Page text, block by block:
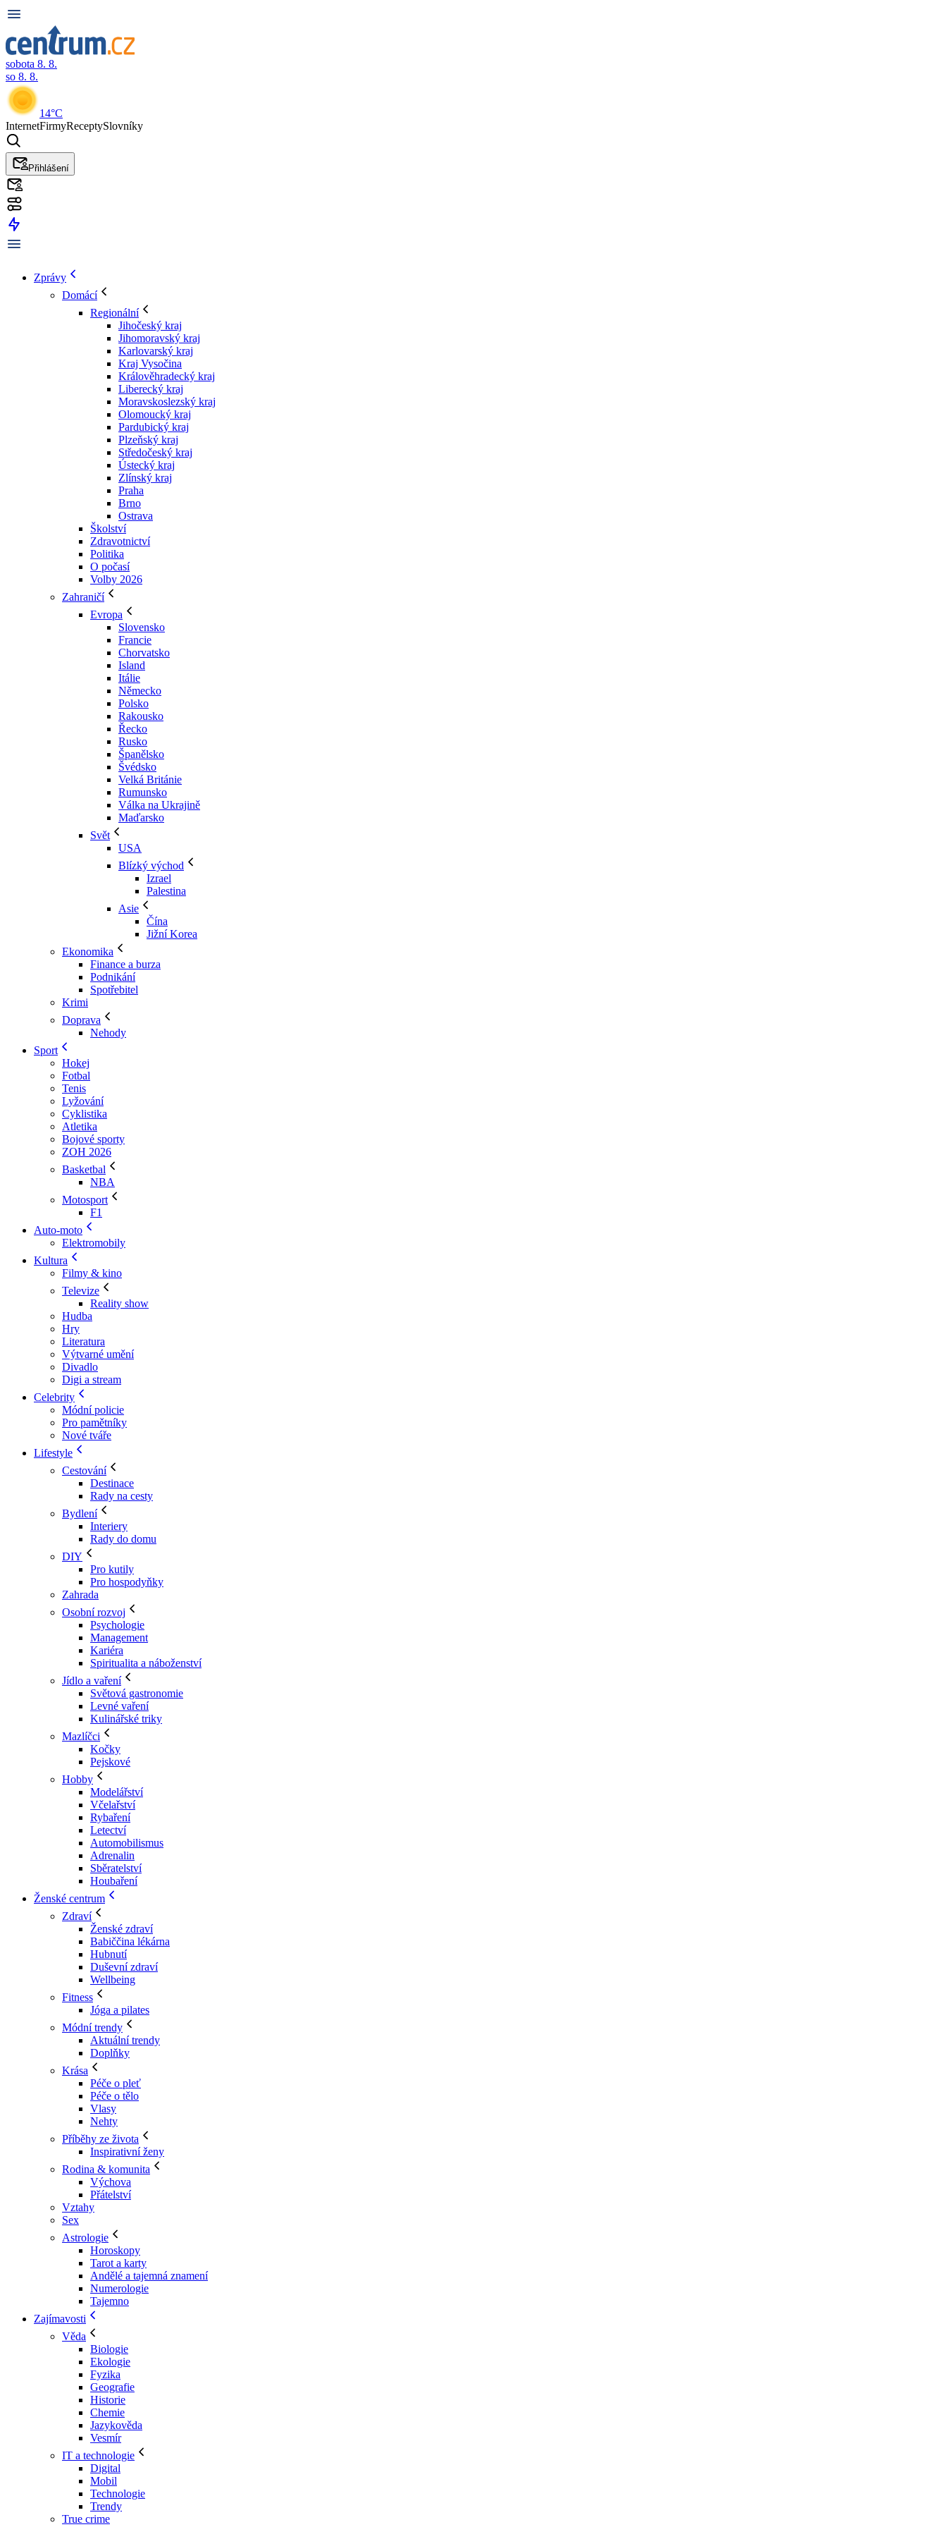
sobota 8. 8.
so 8. 8.
14°C
InternetFirmyReceptySlovníky
Přihlášení
Zprávy
Domácí
Regionální
Jihočeský kraj
Jihomoravský kraj
Karlovarský kraj
Kraj Vysočina
Králověhradecký kraj
Liberecký kraj
Moravskoslezský kraj
Olomoucký kraj
Pardubický kraj
Plzeňský kraj
Středočeský kraj
Ústecký kraj
Zlínský kraj
Praha
Brno
Ostrava
Školství
Zdravotnictví
Politika
O počasí
Volby 2026
Zahraničí
Evropa
Slovensko
Francie
Chorvatsko
Island
Itálie
Německo
Polsko
Rakousko
Řecko
Rusko
Španělsko
Švédsko
Velká Británie
Rumunsko
Válka na Ukrajině
Maďarsko
Svět
USA
Blízký východ
Izrael
Palestina
Asie
Čína
Jižní Korea
Ekonomika
Finance a burza
Podnikání
Spotřebitel
Krimi
Doprava
Nehody
Sport
Hokej
Fotbal
Tenis
Lyžování
Cyklistika
Atletika
Bojové sporty
ZOH 2026
Basketbal
NBA
Motosport
F1
Auto-moto
Elektromobily
Kultura
Filmy & kino
Televize
Reality show
Hudba
Hry
Literatura
Výtvarné umění
Divadlo
Digi a stream
Celebrity
Módní policie
Pro pamětníky
Nové tváře
Lifestyle
Cestování
Destinace
Rady na cesty
Bydlení
Interiery
Rady do domu
DIY
Pro kutily
Pro hospodyňky
Zahrada
Osobní rozvoj
Psychologie
Management
Kariéra
Spiritualita a náboženství
Jídlo a vaření
Světová gastronomie
Levné vaření
Kulinářské triky
Mazlíčci
Kočky
Pejskové
Hobby
Modelářství
Včelařství
Rybaření
Letectví
Automobilismus
Adrenalin
Sběratelství
Houbaření
Ženské centrum
Zdraví
Ženské zdraví
Babiččina lékárna
Hubnutí
Duševní zdraví
Wellbeing
Fitness
Jóga a pilates
Módní trendy
Aktuální trendy
Doplňky
Krása
Péče o pleť
Péče o tělo
Vlasy
Nehty
Příběhy ze života
Inspirativní ženy
Rodina & komunita
Výchova
Přátelství
Vztahy
Sex
Astrologie
Horoskopy
Tarot a karty
Andělé a tajemná znamení
Numerologie
Tajemno
Zajímavosti
Věda
Biologie
Ekologie
Fyzika
Geografie
Historie
Chemie
Jazykověda
Vesmír
IT a technologie
Digital
Mobil
Technologie
Trendy
True crime